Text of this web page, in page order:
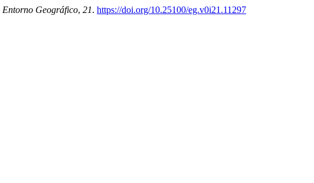
Entorno Geográfico, 21. https://doi.org/10.25100/eg.v0i21.11297